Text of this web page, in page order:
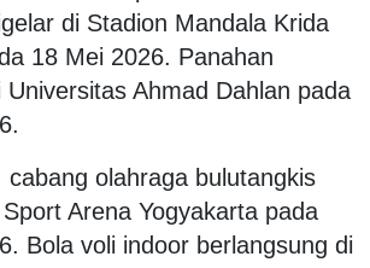
di Stadion Mandala Krida
18 Mei 2026. Panahan
Universitas Ahmad Dahlan pada
cabang olahraga bulutangkis
Arena Yogyakarta pada
Bola voli indoor berlangsung di